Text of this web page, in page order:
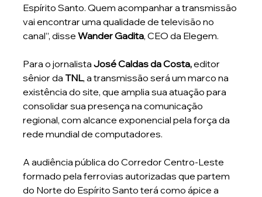
Espírito Santo. Quem acompanhar a transmissão
vai encontrar uma qualidade de televisão no
canal”, disse Wander Gadita, CEO da Elegem.
Para o jornalista José Caldas da Costa, editor
sênior da TNL, a transmissão será um marco na
existência do site, que amplia sua atuação para
consolidar sua presença na comunicação
regional, com alcance exponencial pela força da
rede mundial de computadores.
A audiência pública do Corredor Centro-Leste
formado pela ferrovias autorizadas que partem
do Norte do Espírito Santo terá como ápice a